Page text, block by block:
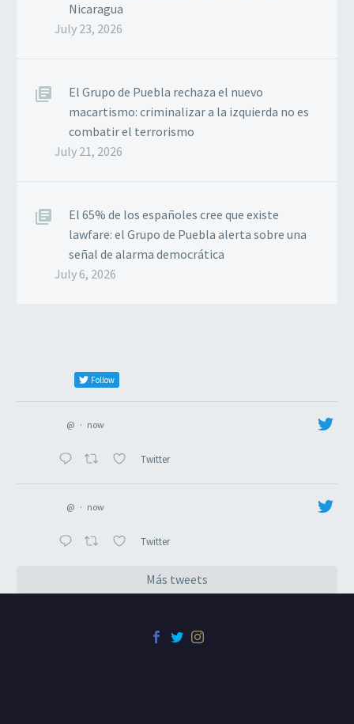
Nicaragua
July 23, 2026
El Grupo de Puebla rechaza el nuevo
macartismo: criminalizar a la izquierda no es
combatir el terrorismo
July 21, 2026
El 65% de los españoles cree que existe
lawfare: el Grupo de Puebla alerta sobre una
señal de alarma democrática
July 6, 2026
Follow
@ · now
Twitter
@ · now
Twitter
Más tweets